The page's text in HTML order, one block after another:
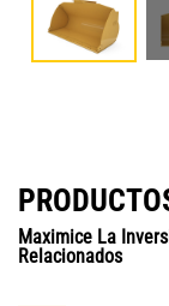
Maximice La
Relacionados